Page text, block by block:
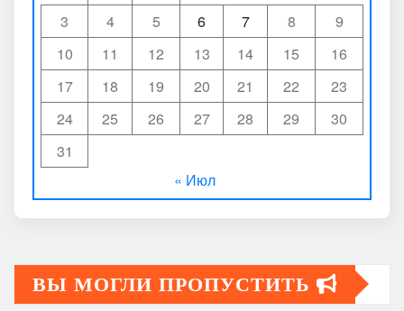
3
4 5 6 7 8
9
10
11 12 13 14 15
16
17
18 19 20 21 22
23
24
25 26 27 28 29
30
31
« Июл
ВЫ МОГЛИ ПРОПУСТИТЬ